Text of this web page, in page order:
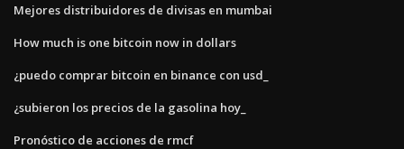
Mejores distribuidores de divisas en mumbai
How much is one bitcoin now in dollars
¿puedo comprar bitcoin en binance con usd_
¿subieron los precios de la gasolina hoy_
Pronóstico de acciones de rmcf